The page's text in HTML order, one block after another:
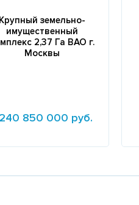
Крупный земельно-
имущественный
2,37 Га ВАО г.
Москвы
850 000 руб.